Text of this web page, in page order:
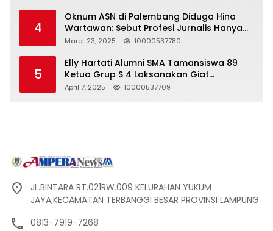
4
Oknum ASN di Palembang Diduga Hina
Wartawan: Sebut Profesi Jurnalis Hanya
Seharga 2 Liter Bensin, Berujung Dugaan
Maret 23, 2025 10000537780
5
Elly Hartati Alumni SMA Tamansiswa 89
Ketua Grup S 4 Laksanakan Giat
Silaturahmi
April 7, 2025 10000537709
JL.BINTARA RT.021RW.009 KELURAHAN YUKUM
JAYA,KECAMATAN TERBANGGI BESAR PROVINSI LAMPUNG
0813-7919-7268